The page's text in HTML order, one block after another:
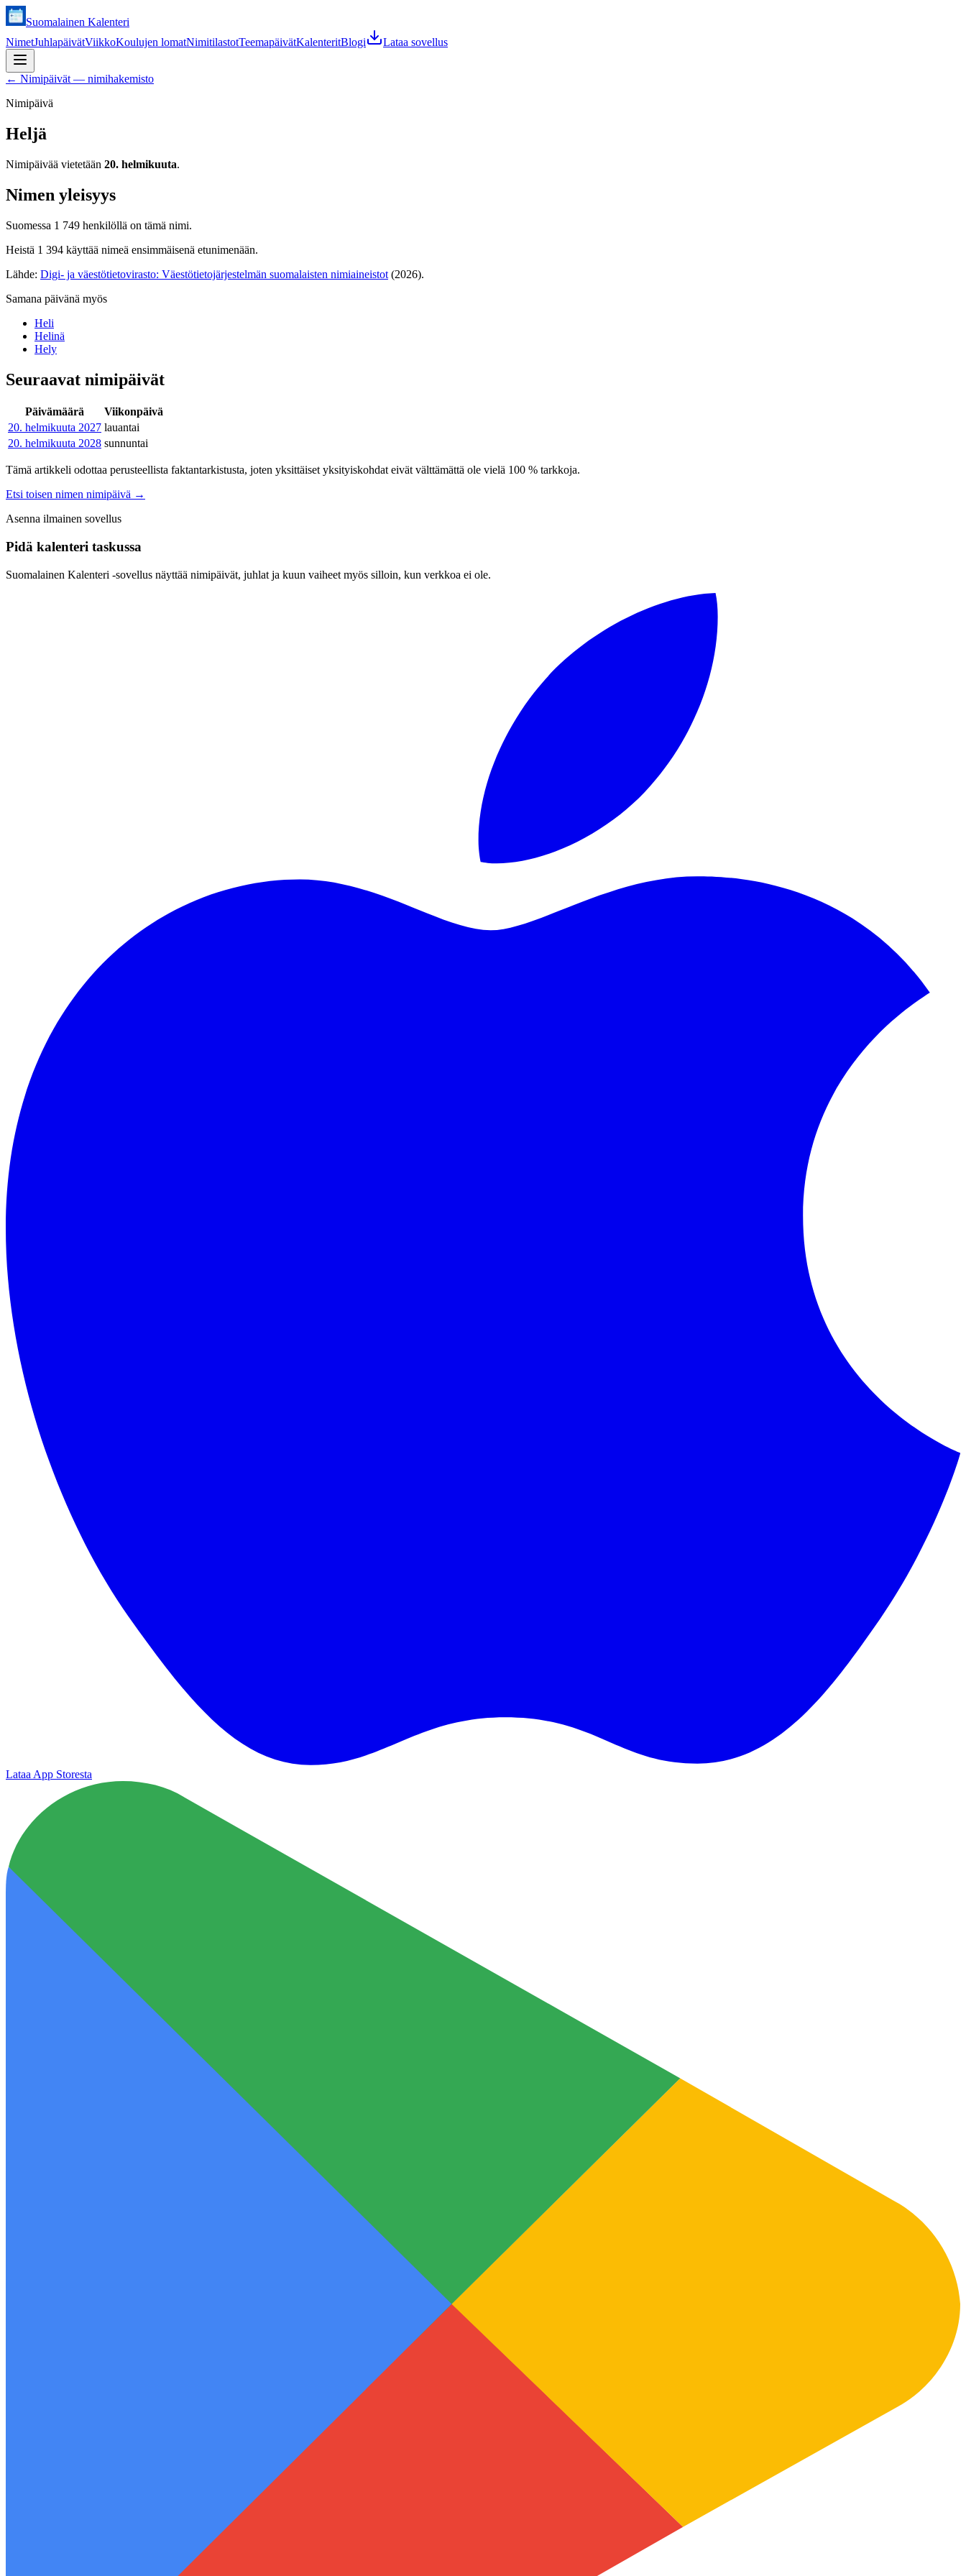
Suomalainen Kalenteri
NimetJuhlapäivätViikkoKoulujen lomatNimitilastotTeemapäivätKalenteritBlogi Lataa sovellus
← Nimipäivät — nimihakemisto
Nimipäivä
Heljä
Nimipäivää vietetään 20. helmikuuta.
Nimen yleisyys
Suomessa 1 749 henkilöllä on tämä nimi.
Heistä 1 394 käyttää nimeä ensimmäisenä etunimenään.
Lähde: Digi- ja väestötietovirasto: Väestötietojärjestelmän suomalaisten nimiaineistot (2026).
Samana päivänä myös
Heli
Helinä
Hely
Seuraavat nimipäivät
Päivämäärä
Viikonpäivä
20. helmikuuta 2027 lauantai
20. helmikuuta 2028 sunnuntai
Tämä artikkeli odottaa perusteellista faktantarkistusta, joten yksittäiset yksityiskohdat eivät välttämättä ole vielä 100 % tarkkoja.
Etsi toisen nimen nimipäivä →
Asenna ilmainen sovellus
Pidä kalenteri taskussa
Suomalainen Kalenteri ‑sovellus näyttää nimipäivät, juhlat ja kuun vaiheet myös silloin, kun verkkoa ei ole.
Lataa App Storesta